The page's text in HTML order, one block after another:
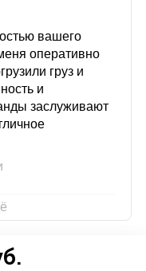
вашего
оперативно
груз и
и
заслуживают